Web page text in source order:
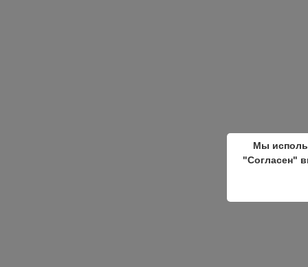
Мы
"Согласен"